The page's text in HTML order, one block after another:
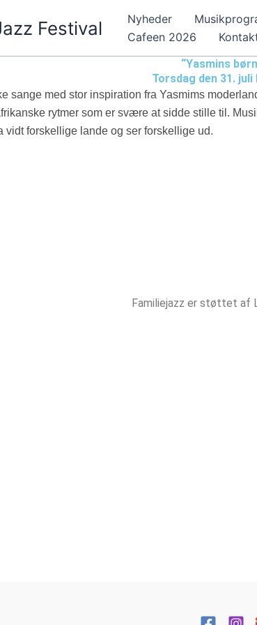
Festival Nyheder
Cafeen 2026
“Yasmins
Torsdag den 31.
sange med stor inspiration fra Yasmims
rytmer som er svære at sidde stille til.
vidt forskellige lande og ser forskellige ud.
Familiejazz er støttet af